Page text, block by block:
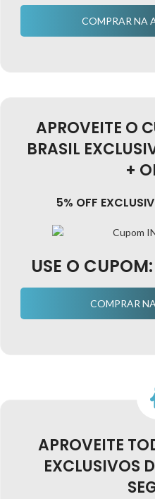
COMPRAR NA
APROVEITE O
BRASIL
+
5% OFF
USE O CUPOM:
COMPRAR
APROVEITE
EXCLUSIVOS